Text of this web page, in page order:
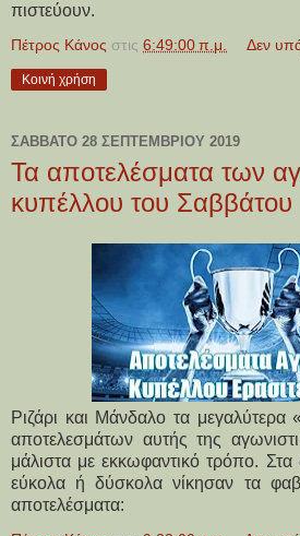
πιστεύουν.
Πέτρος Κάνος στις 6:49:00 π.μ. Δεν
Κοινή χρήση
ΣΆΒΒΑΤΟ 28 ΣΕΠΤΕΜΒΡΊΟΥ 2019
Τα αποτελέσματα των
κυπέλλου του Σαββάτου
Ριζάρι και Μάνδαλο τα μεγαλύτερα
αποτελεσμάτων αυτής της
μάλιστα με εκκωφαντικό τρόπο. Στα
εύκολα ή δύσκολα νίκησαν τα
αποτελέσματα: